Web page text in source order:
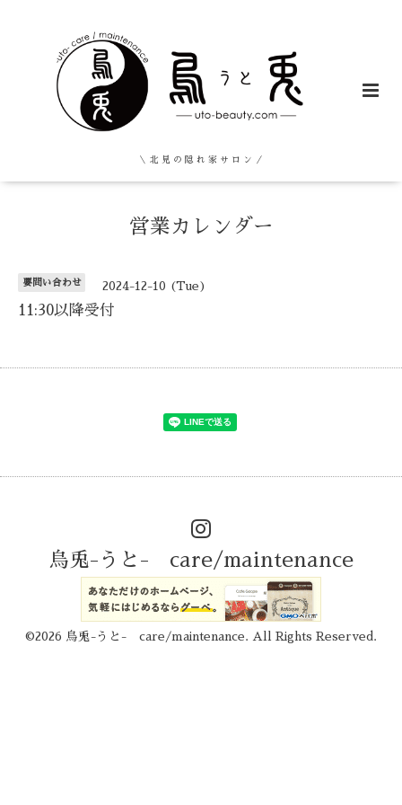
＼ 北 見 の 隠 れ 家 サ ロ ン ／
営業カレンダー
要問い合わせ 2024-12-10 (Tue)
11:30以降受付
烏兎-うと- care/maintenance
©2026 烏兎-うと- care/maintenance . All Rights Reserved.